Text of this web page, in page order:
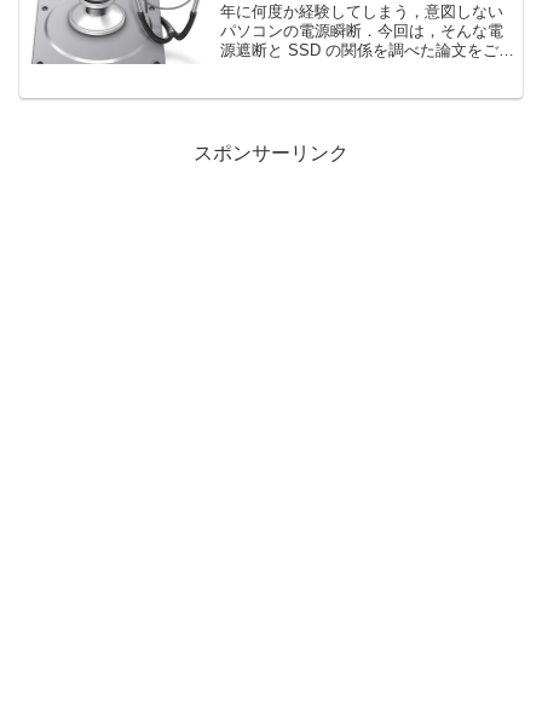
年に何度か経験してしまう，意図しない
パソコンの電源瞬断．今回は，そんな電
源遮断と SSD の関係を調べた論文をご紹
スポンサーリンク